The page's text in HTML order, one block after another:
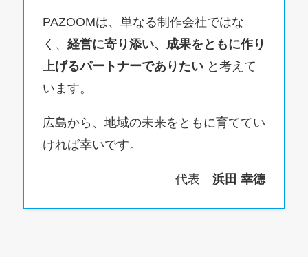
PAZOOMは、単なる制作会社ではな
く、 経営に寄り添い、成果をともに作り
上げるパートナーでありたいと考えて
います。
広島から、地域の未来をともに育ててい
ければ幸いです。
代表浜田 幸徳